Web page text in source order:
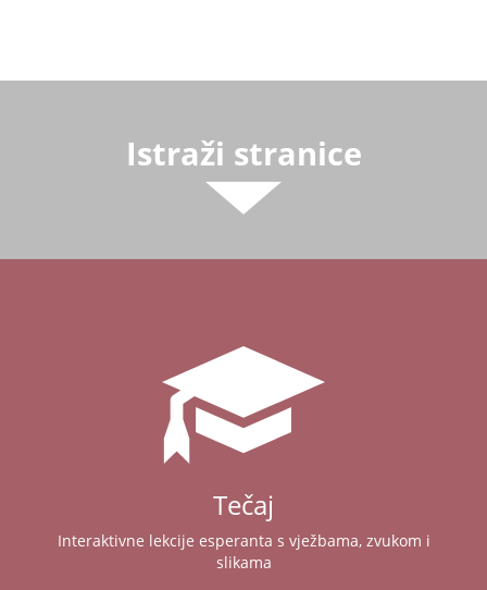
Istraži stranice
Tečaj
Interaktivne lekcije esperanta s vježbama, zvukom i
slikama